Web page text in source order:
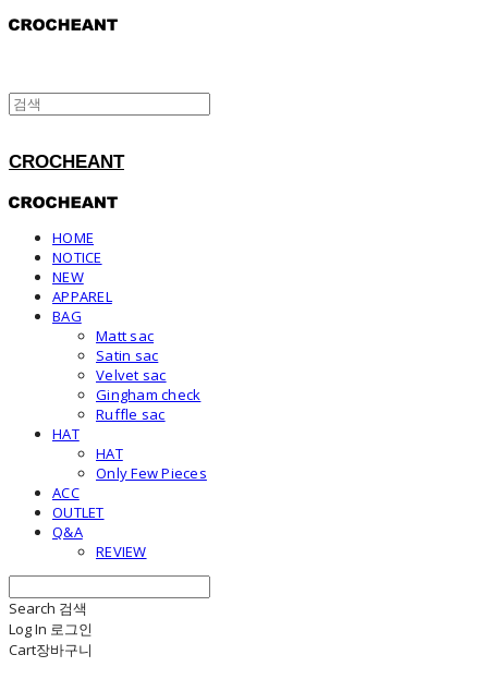
CROCHEANT
HOME
NOTICE
NEW
APPAREL
BAG
Matt sac
Satin sac
Velvet sac
Gingham check
Ruffle sac
HAT
HAT
Only Few Pieces
ACC
OUTLET
Q&A
REVIEW
Search 검색
Log In 로그인
Cart장바구니